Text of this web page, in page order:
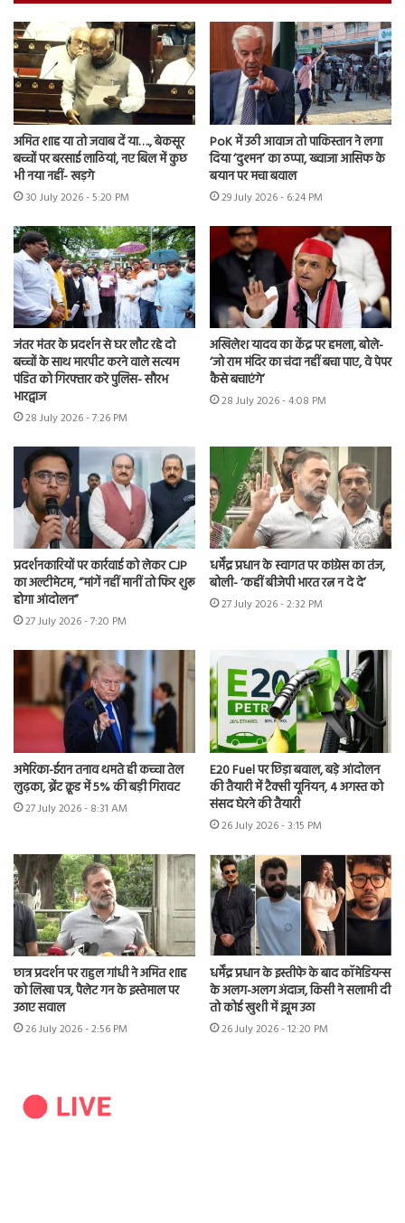
अमित शाह या तो जवाब दें या…., बेकसूर
बच्चों पर बरसाई लाठियां, नए बिल में कुछ
भी नया नहीं- खड़गे
30 July 2026 - 5:20 PM
PoK में उठी आवाज तो पाकिस्तान ने लगा
दिया ‘दुश्मन’ का ठप्पा, ख्वाजा आसिफ के
बयान पर मचा बवाल
29 July 2026 - 6:24 PM
जंतर मंतर के प्रदर्शन से घर लौट रहे दो
बच्चों के साथ मारपीट करने वाले सत्यम
पंडित को गिरफ्तार करे पुलिस- सौरभ
भारद्वाज
28 July 2026 - 7:26 PM
अखिलेश यादव का केंद्र पर हमला, बोले-
‘जो राम मंदिर का चंदा नहीं बचा पाए, वे पेपर
कैसे बचाएंगे’
28 July 2026 - 4:08 PM
प्रदर्शनकारियों पर कार्रवाई को लेकर CJP
का अल्टीमेटम, “मांगें नहीं मानीं तो फिर शुरू
होगा आंदोलन”
27 July 2026 - 7:20 PM
धर्मेंद्र प्रधान के स्वागत पर कांग्रेस का तंज,
बोली- ‘कहीं बीजेपी भारत रत्न न दे दे’
27 July 2026 - 2:32 PM
अमेरिका-ईरान तनाव थमते ही कच्चा तेल
लुढ़का, ब्रेंट क्रूड में 5% की बड़ी गिरावट
27 July 2026 - 8:31 AM
E20 Fuel पर छिड़ा बवाल, बड़े आंदोलन
की तैयारी में टैक्सी यूनियन, 4 अगस्त को
संसद घेरने की तैयारी
26 July 2026 - 3:15 PM
छात्र प्रदर्शन पर राहुल गांधी ने अमित शाह
को लिखा पत्र, पैलेट गन के इस्तेमाल पर
उठाए सवाल
26 July 2026 - 2:56 PM
धर्मेंद्र प्रधान के इस्तीफे के बाद कॉमेडियन्स
के अलग-अलग अंदाज, किसी ने सलामी दी
तो कोई खुशी में झूम उठा
26 July 2026 - 12:20 PM